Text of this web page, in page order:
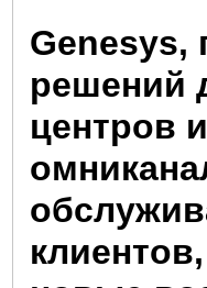
Genesys,
решений
центров и